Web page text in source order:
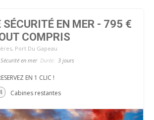
SÉCURITÉ EN MER - 795 €
COMPRIS
, Port Du Gapeau
Sécurité en mer Durée: 3 jours
EN 1 CLIC !
Cabines restantes